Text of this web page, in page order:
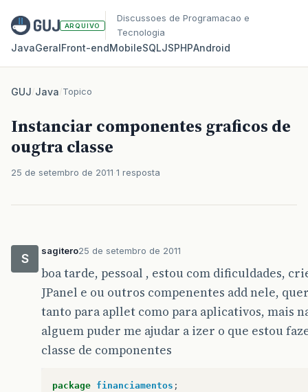
ARQUIVO
Discussoes de Programacao e
Tecnologia
JavaGeralFront‑endMobileSQLJSPHPAndroid
GUJ/Java/Topico
Instanciar componentes graficos de
ougtra classe
25 de setembro de 2011 1 resposta
S
sagitero25 de setembro de 2011
boa tarde, pessoal , estou com dificuldades,
JPanel e ou outros compenentes add nele,
tanto para apllet como para aplicativos, mais
alguem puder me ajudar a izer o que estou
classe de componentes
package financiamentos ;